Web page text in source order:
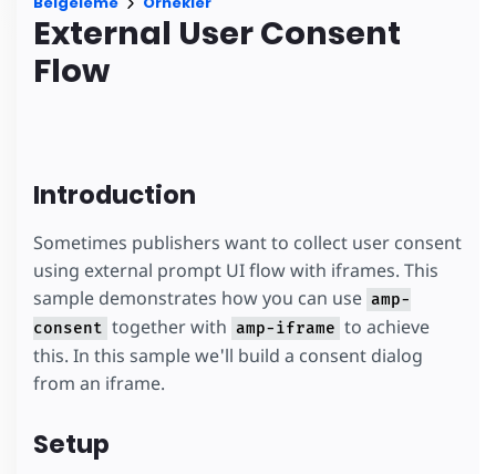
External User Consent
Flow
Introduction
Sometimes publishers want to collect user consent
using external prompt UI flow with iframes. This
sample demonstrates how you can use amp-
consent together with amp-iframe to achieve
this. In this sample we'll build a consent dialog
from an iframe.
Setup